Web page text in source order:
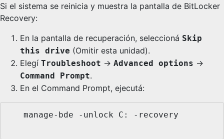
Si el sistema se reinicia y muestra la pantalla de BitLocker
Recovery:
En la pantalla de recuperación, seleccioná Skip
this drive (Omitir esta unidad).
Elegí Troubleshoot → Advanced options →
Command Prompt.
En el Command Prompt, ejecutá: